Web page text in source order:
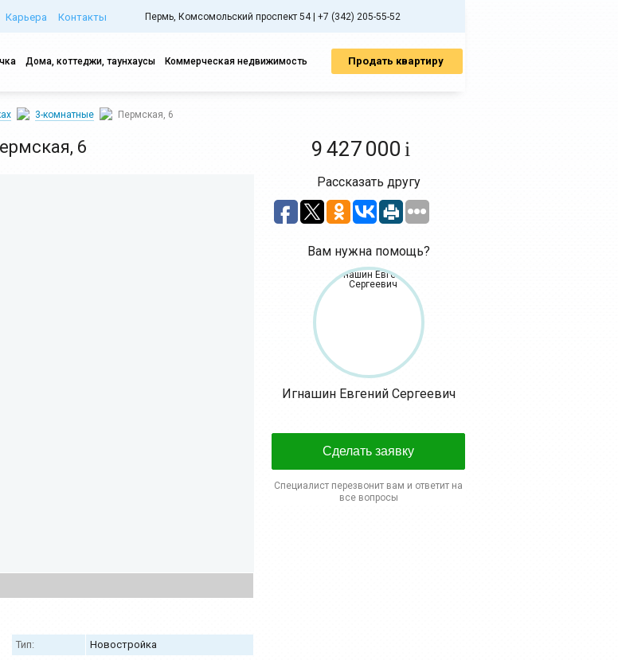
Карьера Контакты Пермь, Комсомольский проспект 54 | +7 (342) 205-55-52
Дома, коттеджи, таунхаусы Коммерческая недвижимость Продать квартиру
3-комнатные Пермская, 6
6 9 427 000 i
Тип:
Новостройка
Рассказать другу
Вам нужна помощь?
Игнашин Евгений Сергеевич
Сделать заявку
Специалист перезвонит вам и ответит на
все вопросы